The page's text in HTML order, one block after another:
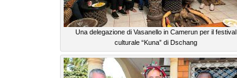
Una delegazione di Vasanello in Camerun per il festival
culturale “Kuna” di Dschang